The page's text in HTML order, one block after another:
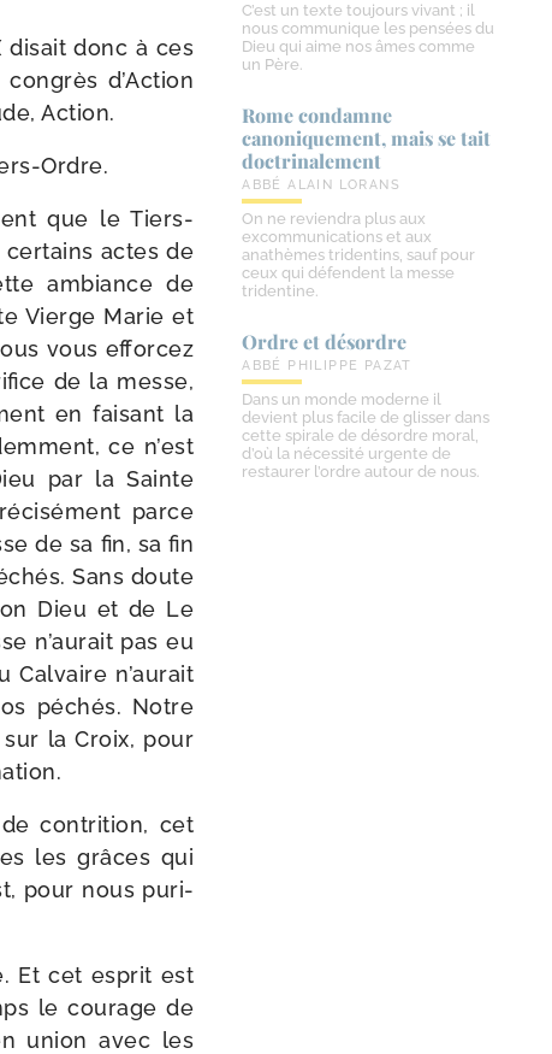
disait donc à ces
d’Action
Action.
Ordre.
que le Tiers-​
actes de
ambiance de
Vierge Marie et
vous effor­cez
de la messe,
en fai­sant la
ce n’est
par la Sainte
parce
de sa fin, sa fin
Sans doute
Dieu et de Le
n’aurait pas eu
Calvaire n’aurait
péchés. Notre
la Croix, pour
contri­tion, cet
les grâces qui
pour nous puri­
Et cet esprit est
le cou­rage de
union avec les
C’est un texte toujours vivant ; il
nous communique les pensées du
Dieu qui aime nos âmes comme
un Père.
Rome condamne
canoniquement, mais se tait
doctrinalement
ABBÉ ALAIN LORANS
On ne reviendra plus aux
excommunications et aux
anathèmes tridentins, sauf pour
ceux qui défendent la messe
tridentine.
Ordre et désordre
ABBÉ PHILIPPE PAZAT
Dans un monde moderne il
devient plus facile de glisser dans
cette spirale de désordre moral,
d’où la nécessité urgente de
restaurer l’ordre autour de nous.